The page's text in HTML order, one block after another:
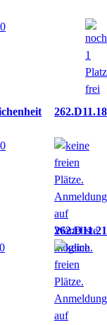
262.D11.18
262.D11.21